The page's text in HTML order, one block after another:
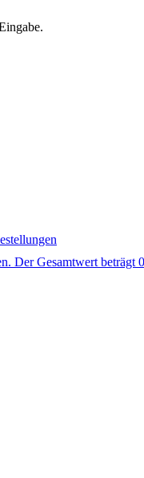
Der Gesamtwert beträgt